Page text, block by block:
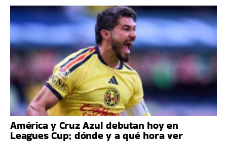
América y Cruz Azul debutan hoy en
Leagues Cup; dónde y a qué hora ver